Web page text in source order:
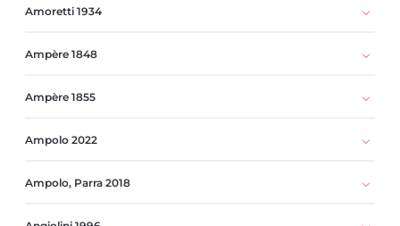
Amoretti 1934
Ampère 1848
Ampère 1855
Ampolo 2022
Ampolo, Parra 2018